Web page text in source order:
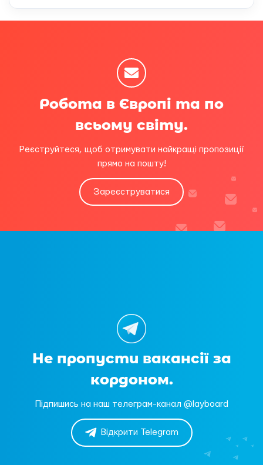
Робота в Європі та по
всьому світу.
Реєструйтеся, щоб отримувати найкращі пропозиції
прямо на пошту!
Зареєструватися
Не пропусти вакансії за
кордоном.
Підпишись на наш телеграм-канал @layboard
Відкрити Telegram